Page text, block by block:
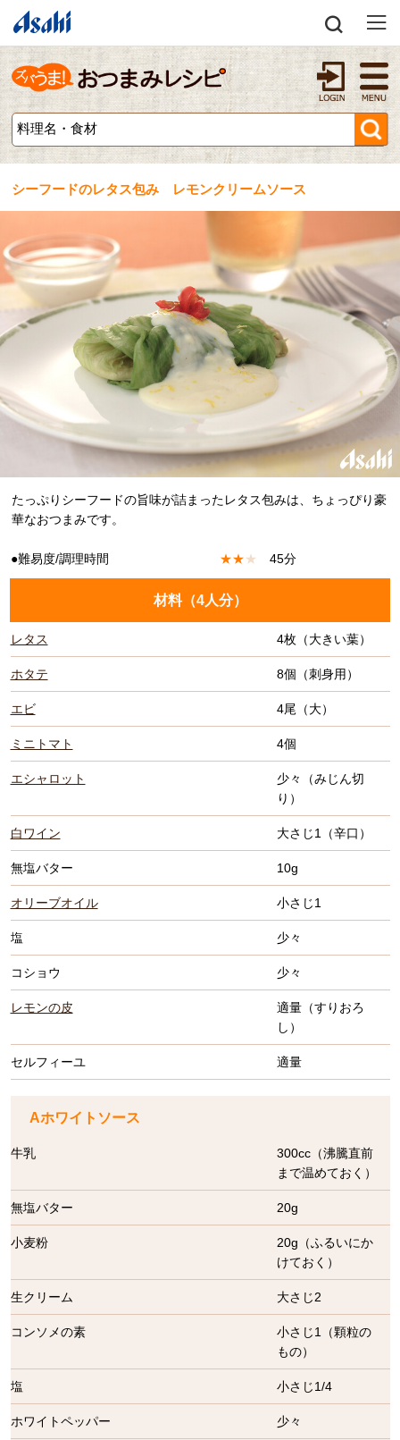
シーフードのレタス包み レモンクリームソース
たっぷりシーフードの旨味が詰まったレタス包みは、ちょっぴり豪
華なおつまみです。
●難易度/調理時間 ★★★ 45分
材料（4人分）
レタス 4枚（大きい葉）
ホタテ 8個（刺身用）
エビ 4尾（大）
ミニトマト 4個
エシャロット
少々（みじん切
り）
白ワイン 大さじ1（辛口）
無塩バター 10g
オリーブオイル 小さじ1
塩 少々
コショウ 少々
レモンの皮
適量（すりおろ
し）
セルフィーユ 適量
Aホワイトソース
牛乳
300cc（沸騰直前
まで温めておく）
無塩バター 20g
小麦粉
20g（ふるいにか
けておく）
生クリーム 大さじ2
コンソメの素
小さじ1（顆粒の
もの）
塩 小さじ1/4
ホワイトペッパー 少々